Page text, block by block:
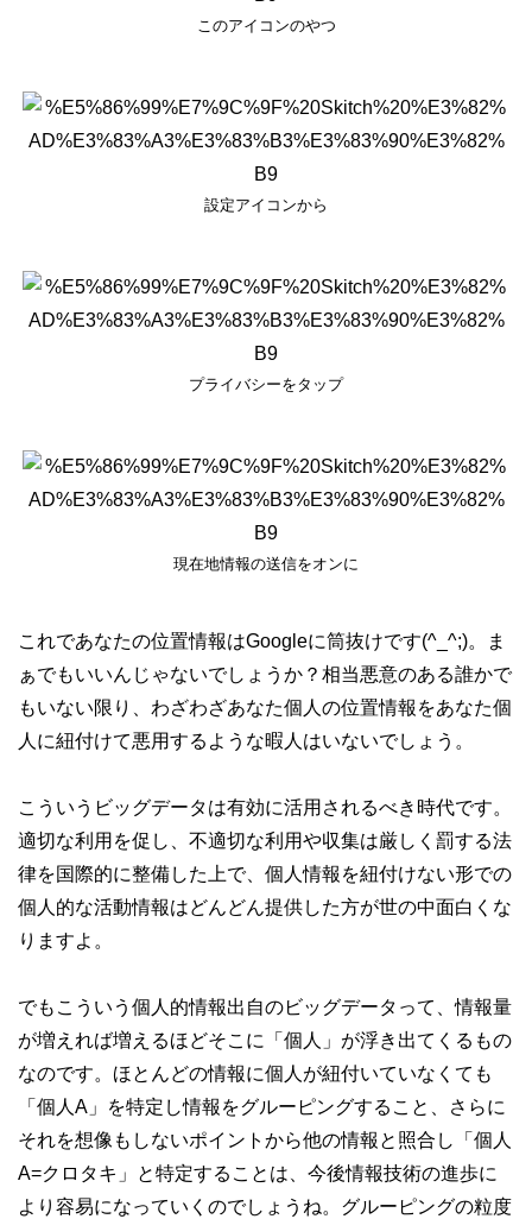
このアイコンのやつ
設定アイコンから
プライバシーをタップ
現在地情報の送信をオンに
これであなたの位置情報はGoogleに筒抜けです(^_^;)。ま
ぁでもいいんじゃないでしょうか？相当悪意のある誰かで
もいない限り、わざわざあなた個人の位置情報をあなた個
人に紐付けて悪用するような暇人はいないでしょう。
こういうビッグデータは有効に活用されるべき時代です。
適切な利用を促し、不適切な利用や収集は厳しく罰する法
律を国際的に整備した上で、個人情報を紐付けない形での
個人的な活動情報はどんどん提供した方が世の中面白くな
りますよ。
でもこういう個人的情報出自のビッグデータって、情報量
が増えれば増えるほどそこに「個人」が浮き出てくるもの
なのです。ほとんどの情報に個人が紐付いていなくても
「個人A」を特定し情報をグルーピングすること、さらに
それを想像もしないポイントから他の情報と照合し「個人
A=クロタキ」と特定することは、今後情報技術の進歩に
より容易になっていくのでしょうね。グルーピングの粒度